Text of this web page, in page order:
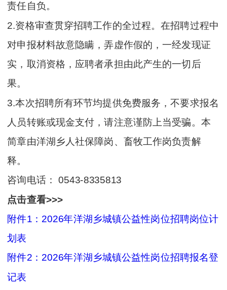
责任自负。
2.资格审查贯穿招聘工作的全过程。在招聘过程中
对申报材料故意隐瞒，弄虚作假的，一经发现证
实，取消资格，应聘者承担由此产生的一切后
果。
3.本次招聘所有环节均提供免费服务，不要求报名
人员转账或现金支付，请注意谨防上当受骗。本
简章由洋湖乡人社保障岗、畜牧工作岗负责解
释。
咨询电话： 0543-8335813
点击查看>>>
附件1：2026年洋湖乡城镇公益性岗位招聘岗位计
划表
附件2：2026年洋湖乡城镇公益性岗位招聘报名登
记表